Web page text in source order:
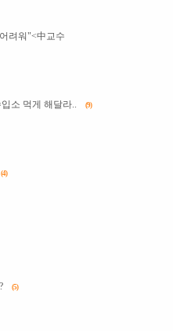
려워"<中교수
소 먹게 해달라.. (9)
(4)
(5)